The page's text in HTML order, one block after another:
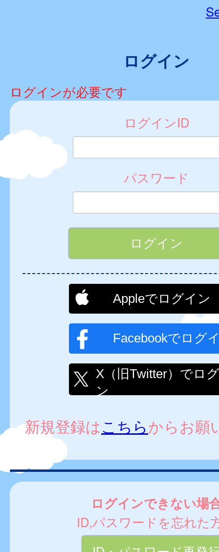
ログイン
ログインが必要です
ログインID
パスワード
Appleでログイン
Facebookでログ
X（旧Twitter）でロ
ン
新規登録はこちらからお願
ログインできない場
ID,パスワードを忘れた